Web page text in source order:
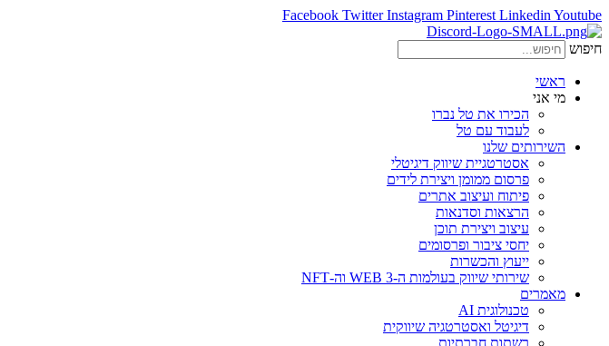
Facebook Twitter Instagram Pinterest Linkedin Youtube
חיפוש
ראשי
מי אני
הכירו את טל נברו
לעבוד עם טל
השירותים שלנו
אסטרטגיית שיווק דיגיטלי
פרסום ממומן ויצירת לידים
פיתוח ועיצוב אתרים
הרצאות וסדנאות
עיצוב ויצירת תוכן
יחסי ציבור ופרסומים
ייעוץ והכשרות
שירותי שיווק בעולמות ה-WEB 3 וה-NFT
מאמרים
טכנולוגית AI
דיגיטל ואסטרטגיה שיווקית
רשתות חברתיות